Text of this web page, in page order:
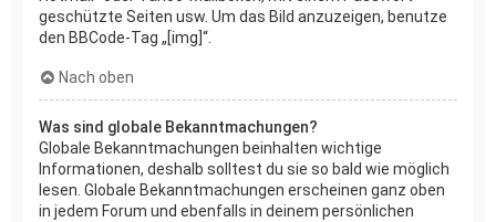
geschützte Seiten usw. Um das Bild anzuzeigen, benutze
den BBCode-Tag „[img]“.
Nach oben
Was sind globale Bekanntmachungen?
Globale Bekanntmachungen beinhalten wichtige
Informationen, deshalb solltest du sie so bald wie möglich
lesen. Globale Bekanntmachungen erscheinen ganz oben
in jedem Forum und ebenfalls in deinem persönlichen